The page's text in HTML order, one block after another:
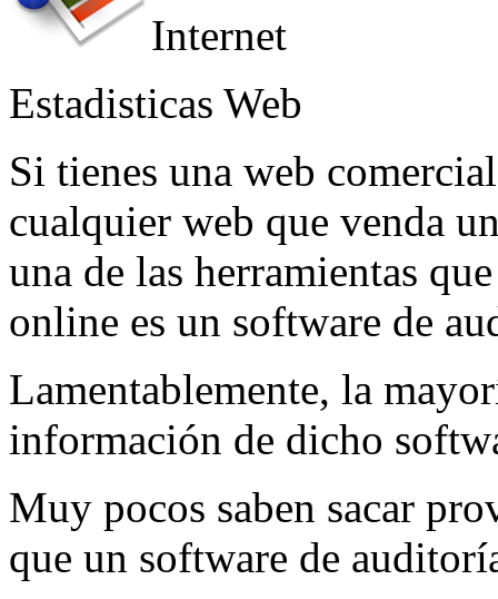
Internet
Estadisticas Web
Si tienes una web
cualquier web que venda
una de las herramientas
online es un software de
Lamentablemente, la
información de dicho
Muy pocos saben sacar
que un software de